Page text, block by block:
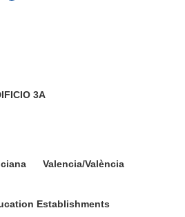
3A
Valencia/València
Establishments